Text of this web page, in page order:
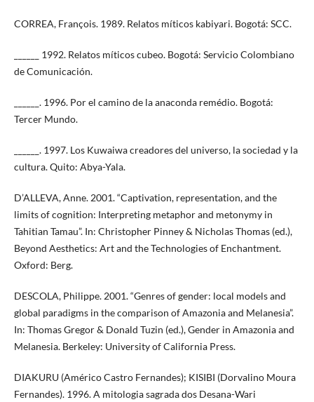
CORREA, François. 1989. Relatos míticos kabiyari. Bogotá: SCC.
______ 1992. Relatos míticos cubeo. Bogotá: Servicio Colombiano
de Comunicación.
______. 1996. Por el camino de la anaconda remédio. Bogotá:
Tercer Mundo.
______. 1997. Los Kuwaiwa creadores del universo, la sociedad y la
cultura. Quito: Abya-Yala.
D’ALLEVA, Anne. 2001. “Captivation, representation, and the
limits of cognition: Interpreting metaphor and metonymy in
Tahitian Tamau”. In: Christopher Pinney & Nicholas Thomas (ed.),
Beyond Aesthetics: Art and the Technologies of Enchantment.
Oxford: Berg.
DESCOLA, Philippe. 2001. “Genres of gender: local models and
global paradigms in the comparison of Amazonia and Melanesia”.
In: Thomas Gregor & Donald Tuzin (ed.), Gender in Amazonia and
Melanesia. Berkeley: University of California Press.
DIAKURU (Américo Castro Fernandes); KISIBI (Dorvalino Moura
Fernandes). 1996. A mitologia sagrada dos Desana-Wari